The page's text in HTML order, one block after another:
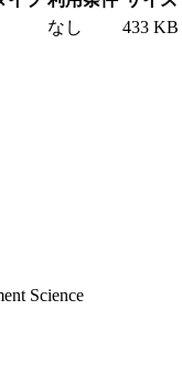
なし 433 KB
Science